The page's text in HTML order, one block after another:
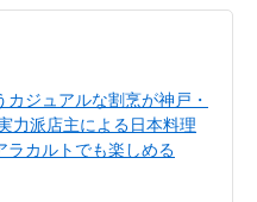
カジュアルな割烹が神戸・
力派店主による日本料理
ラカルトでも楽しめる